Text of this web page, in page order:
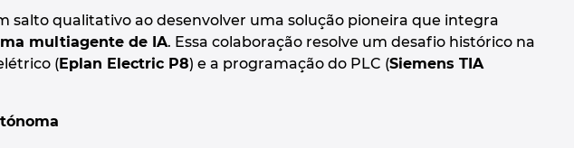
salto qualitativo ao desenvolver uma solução pioneira que integra
multiagente de IA. Essa colaboração resolve um desafio histórico na
( Eplan Electric P8) e a programação do PLC (Siemens TIA